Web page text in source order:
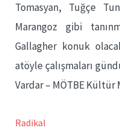
Tomasyan, Tuğçe
Marangoz gibi
Gallagher konuk
atöyle çalışmaları
Vardar – MÖTBE Kültür
Radikal